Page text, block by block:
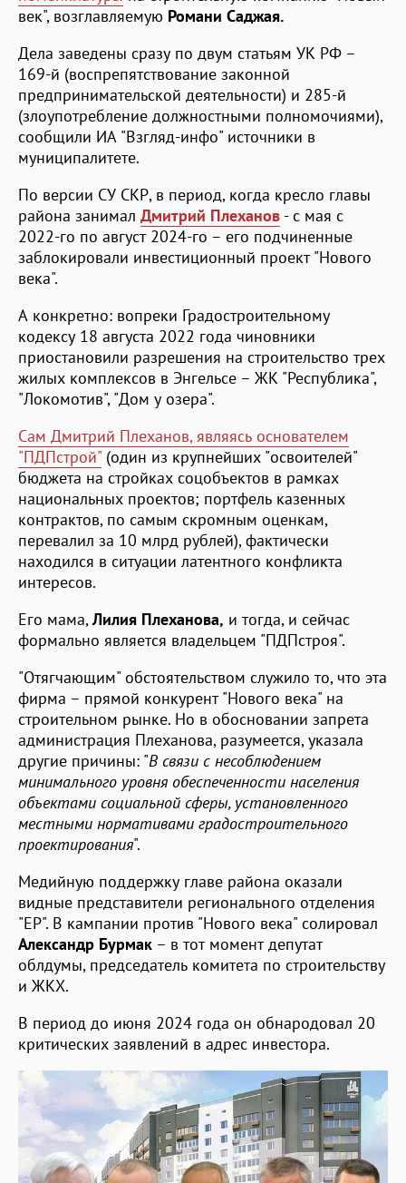
век", возглавляемую Романи Саджая.
Дела заведены сразу по двум статьям УК РФ –
169-й (воспрепятствование законной
предпринимательской деятельности) и 285-й
(злоупотребление должностными полномочиями),
сообщили ИА "Взгляд-инфо" источники в
муниципалитете.
По версии СУ СКР, в период, когда кресло главы
района занимал Дмитрий Плеханов - с мая с
2022-го по август 2024-го – его подчиненные
заблокировали инвестиционный проект "Нового
века".
А конкретно: вопреки Градостроительному
кодексу 18 августа 2022 года чиновники
приостановили разрешения на строительство трех
жилых комплексов в Энгельсе – ЖК "Республика",
"Локомотив", "Дом у озера".
Сам Дмитрий Плеханов, являясь основателем
"ПДПстрой" (один из крупнейших "освоителей"
бюджета на стройках соцобъектов в рамках
национальных проектов; портфель казенных
контрактов, по самым скромным оценкам,
перевалил за 10 млрд рублей), фактически
находился в ситуации латентного конфликта
интересов.
Его мама, Лилия Плеханова, и тогда, и сейчас
формально является владельцем "ПДПстроя".
"Отягчающим" обстоятельством служило то, что эта
фирма – прямой конкурент "Нового века" на
строительном рынке. Но в обосновании запрета
администрация Плеханова, разумеется, указала
другие причины: "В связи с несоблюдением
минимального уровня обеспеченности населения
объектами социальной сферы, установленного
местными нормативами градостроительного
проектирования".
Медийную поддержку главе района оказали
видные представители регионального отделения
"ЕР". В кампании против "Нового века" солировал
Александр Бурмак – в тот момент депутат
облдумы, председатель комитета по строительству
и ЖКХ.
В период до июня 2024 года он обнародовал 20
критических заявлений в адрес инвестора.